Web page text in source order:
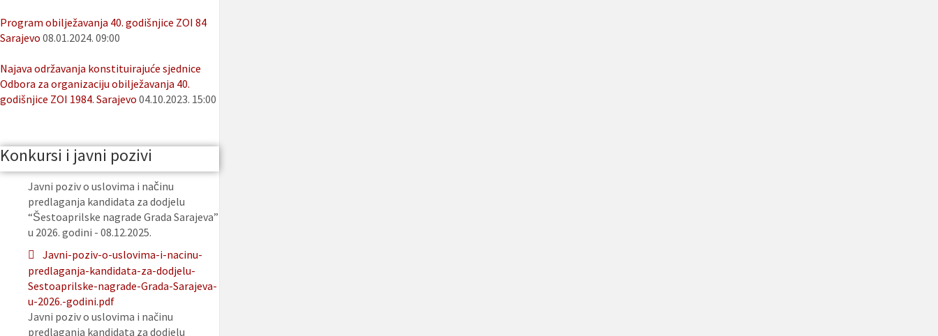
Program obilježavanja 40. godišnjice ZOI 84
Sarajevo 08.01.2024. 09:00
Najava održavanja konstituirajuće sjednice
Odbora za organizaciju obilježavanja 40.
godišnjice ZOI 1984. Sarajevo 04.10.2023. 15:00
Konkursi i javni pozivi
Javni poziv o uslovima i načinu
predlaganja kandidata za dodjelu
“Šestoaprilske nagrade Grada Sarajeva”
u 2026. godini - 08.12.2025.
Javni-poziv-o-uslovima-i-nacinu-
predlaganja-kandidata-za-dodjelu-
Sestoaprilske-nagrade-Grada-Sarajeva-
u-2026.-godini.pdf
Javni poziv o uslovima i načinu
predlaganja kandidata za dodjelu